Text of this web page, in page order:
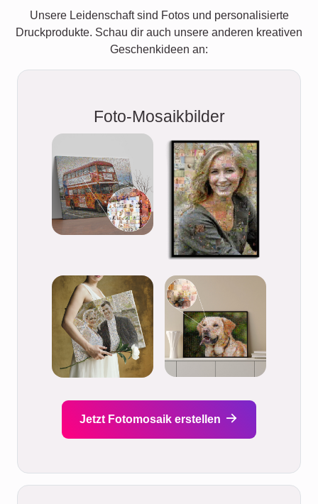
Unsere Leidenschaft sind Fotos und personalisierte
Druckprodukte. Schau dir auch unsere anderen kreativen
Geschenkideen an:
Foto-Mosaikbilder
Jetzt Fotomosaik erstellen